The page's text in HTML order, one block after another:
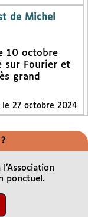
de Michel
10 octobre
sur Fourier et
grand
27 octobre 2024
ponctuel.